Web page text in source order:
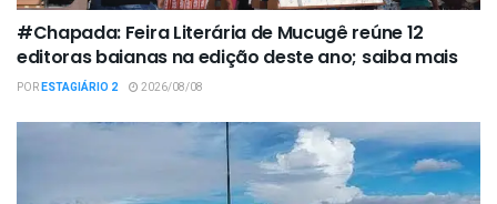
#Chapada: Feira Literária de Mucugê reúne 12
editoras baianas na edição deste ano; saiba mais
PORESTAGIÁRIO 2 2026/08/08